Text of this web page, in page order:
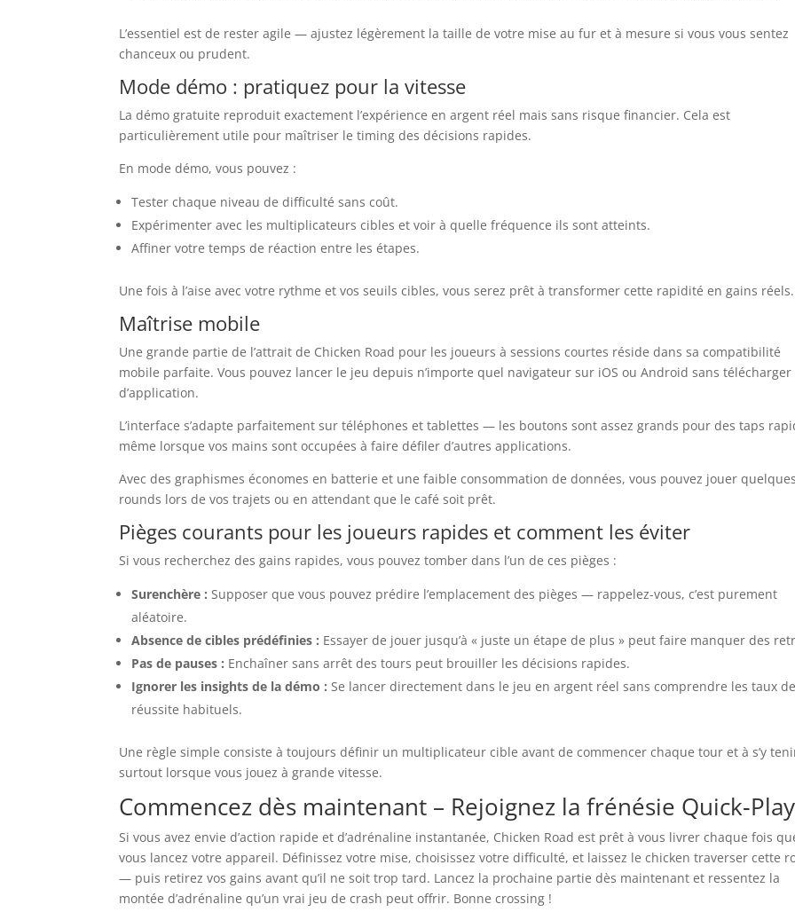
L’essentiel est de rester agile — ajustez légèrement la taille de votre mise au fur et à mesure si vous vous sentez
chanceux ou prudent.
Mode démo : pratiquez pour la vitesse
La démo gratuite reproduit exactement l’expérience en argent réel mais sans risque financier. Cela est
particulièrement utile pour maîtriser le timing des décisions rapides.
En mode démo, vous pouvez :
Tester chaque niveau de difficulté sans coût.
Expérimenter avec les multiplicateurs cibles et voir à quelle fréquence ils sont atteints.
Affiner votre temps de réaction entre les étapes.
Une fois à l’aise avec votre rythme et vos seuils cibles, vous serez prêt à transformer cette rapidité en gains réels.
Maîtrise mobile
Une grande partie de l’attrait de Chicken Road pour les joueurs à sessions courtes réside dans sa compatibilité
mobile parfaite. Vous pouvez lancer le jeu depuis n’importe quel navigateur sur iOS ou Android sans télécharger
d’application.
L’interface s’adapte parfaitement sur téléphones et tablettes — les boutons sont assez grands pour des taps
même lorsque vos mains sont occupées à faire défiler d’autres applications.
Avec des graphismes économes en batterie et une faible consommation de données, vous pouvez jouer
rounds lors de vos trajets ou en attendant que le café soit prêt.
Pièges courants pour les joueurs rapides et comment les éviter
Si vous recherchez des gains rapides, vous pouvez tomber dans l’un de ces pièges :
Surenchère : Supposer que vous pouvez prédire l’emplacement des pièges — rappelez-vous, c’est purement
aléatoire.
Absence de cibles prédéfinies : Essayer de jouer jusqu’à « juste un étape de plus » peut faire manquer des
Pas de pauses : Enchaîner sans arrêt des tours peut brouiller les décisions rapides.
Ignorer les insights de la démo : Se lancer directement dans le jeu en argent réel sans comprendre les taux
réussite habituels.
Une règle simple consiste à toujours définir un multiplicateur cible avant de commencer chaque tour et à s’y
surtout lorsque vous jouez à grande vitesse.
Commencez dès maintenant – Rejoignez la frénésie
Si vous avez envie d’action rapide et d’adrénaline instantanée, Chicken Road est prêt à vous livrer chaque fois
vous lancez votre appareil. Définissez votre mise, choisissez votre difficulté, et laissez le chicken traverser cette
— puis retirez vos gains avant qu’il ne soit trop tard. Lancez la prochaine partie dès maintenant et ressentez la
montée d’adrénaline qu’un vrai jeu de crash peut offrir. Bonne crossing !